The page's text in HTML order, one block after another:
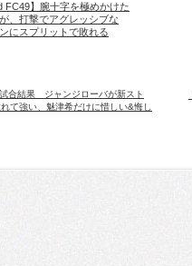
FC49】腕十字を極めかけた
、打撃でアグレッシブな
にスプリットで敗れる
試合結果 ジャンジローバが新スト
て強い、魅津希だけに惜しい&悔し